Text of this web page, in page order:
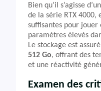
Bien qu’il s’agisse
de la série RTX
suffisantes pour jouer
paramètres élevés
Le stockage est
512 Go, offrant des
et une réactivité
Examen des